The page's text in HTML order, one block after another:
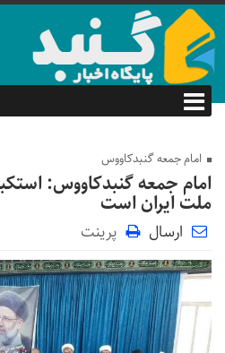
امام جمعه گنبدکاووس
امام جمعه گنبدکاووس:
ملت ایران است
ارسال پرینت